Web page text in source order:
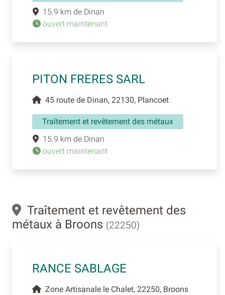
15.9 km de Dinan
ouvert maintenant
PITON FRERES SARL
45 route de Dinan, 22130, Plancoet
Traîtement et revêtement des métaux
15.9 km de Dinan
ouvert maintenant
Traîtement et revêtement des
métaux à Broons (22250)
RANCE SABLAGE
Zone Artisanale le Chalet, 22250, Broons